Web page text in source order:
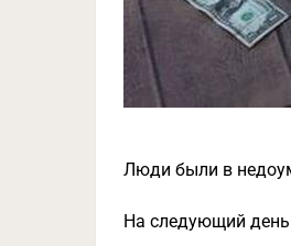
Люди были в
На следующий день